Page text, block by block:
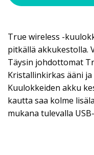
True wireless -
pitkällä akkukestolla.
Täysin johdottomat
Kristallinkirkas ääni
Kuulokkeiden akku
kautta saa kolme
mukana tulevalla